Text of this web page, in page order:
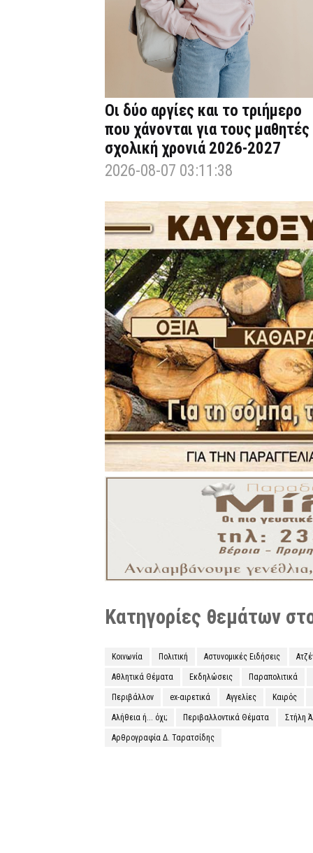
Οι δύο αργίες και το τριήμερο
που χάνονται για τους μαθητές
σχολική χρονιά 2026-2027
2026-08-07 03:11:38
Κατηγορίες θεμάτων
Κοινωνία Πολιτική Αστυνομικές Ειδήσεις
Αθλητικά Θέματα Εκδηλώσεις Παραπολιτικά
Περιβάλλον ex-αιρετικά Αγγελίες Καιρός
Αλήθεια ή... όχι; Περιβαλλοντικά Θέματα Στήλη
Αρθρογραφία Δ. Ταρατσίδης